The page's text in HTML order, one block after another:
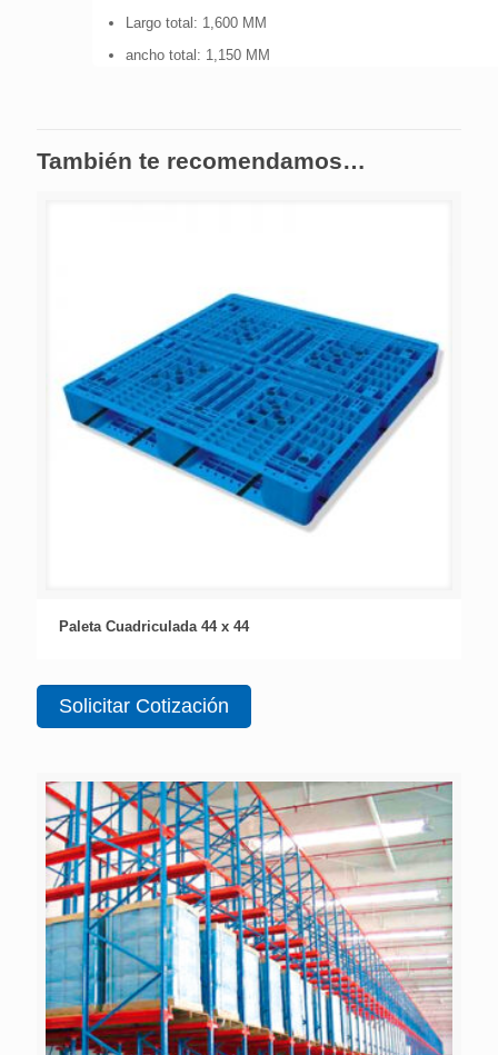
Largo total: 1,600 MM
ancho total: 1,150 MM
También te recomendamos…
Paleta Cuadriculada 44 x 44
Solicitar Cotización